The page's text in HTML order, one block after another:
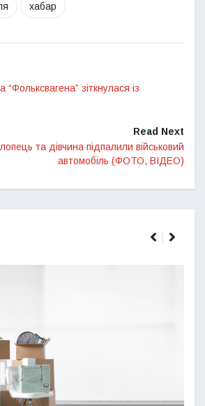
хабар
“Фольксвагена” зіткнулася із
Read Next
та дівчина підпалили військовий
автомобіль (ФОТО, ВІДЕО)